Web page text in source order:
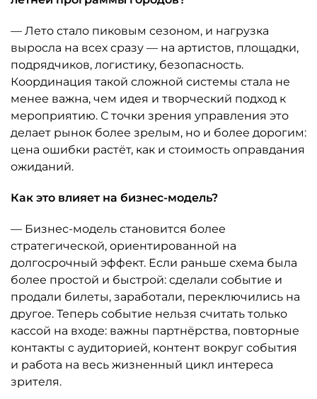
— Лето стало пиковым сезоном, и нагрузка
выросла на всех сразу — на артистов, площадки,
подрядчиков, логистику, безопасность.
Координация такой сложной системы стала не
менее важна, чем идея и творческий подход к
мероприятию. С точки зрения управления это
делает рынок более зрелым, но и более дорогим:
цена ошибки растёт, как и стоимость оправдания
ожиданий.
Как это влияет на бизнес-модель?
— Бизнес-модель становится более
стратегической, ориентированной на
долгосрочный эффект. Если раньше схема была
более простой и быстрой: сделали событие и
продали билеты, заработали, переключились на
другое. Теперь событие нельзя считать только
кассой на входе: важны партнёрства, повторные
контакты с аудиторией, контент вокруг события
и работа на весь жизненный цикл интереса
зрителя.